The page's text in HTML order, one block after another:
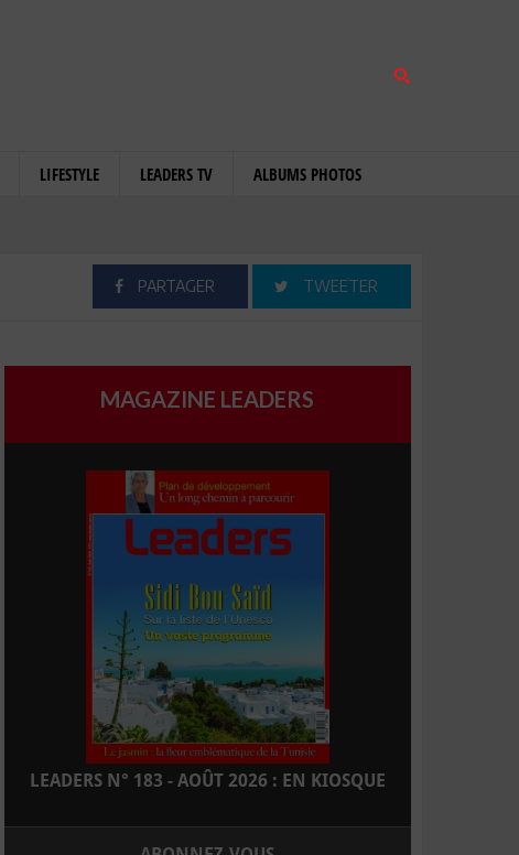
LIFESTYLE LEADERS TV ALBUMS PHOTOS
PARTAGER TWEETER
MAGAZINE LEADERS
LEADERS N° 183 - AOÛT 2026 : EN KIOSQUE